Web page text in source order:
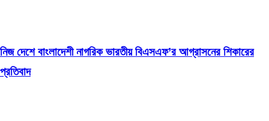
নিজ দেশে বাংলাদেশী নাগরিক ভারতীয় বিএসএফ’র আগ্রাসনের শিকারের
প্রতিবাদ